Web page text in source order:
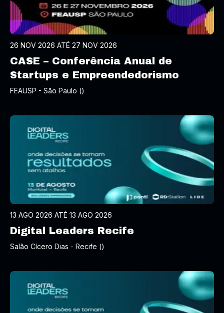
26 NOV 2026 ATÉ 27 NOV 2026
CASE – Conferência Anual de
Startups e Empreendedorismo
FEAUSP - São Paulo ()
13 AGO 2026 ATÉ 13 AGO 2026
Digital Leaders Recife
Salão Cícero Dias - Recife ()